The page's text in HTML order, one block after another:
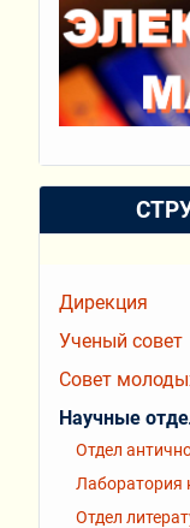
Дирекция
Ученый совет
Совет
Научные
Отдел
Лаборатория
Отдел